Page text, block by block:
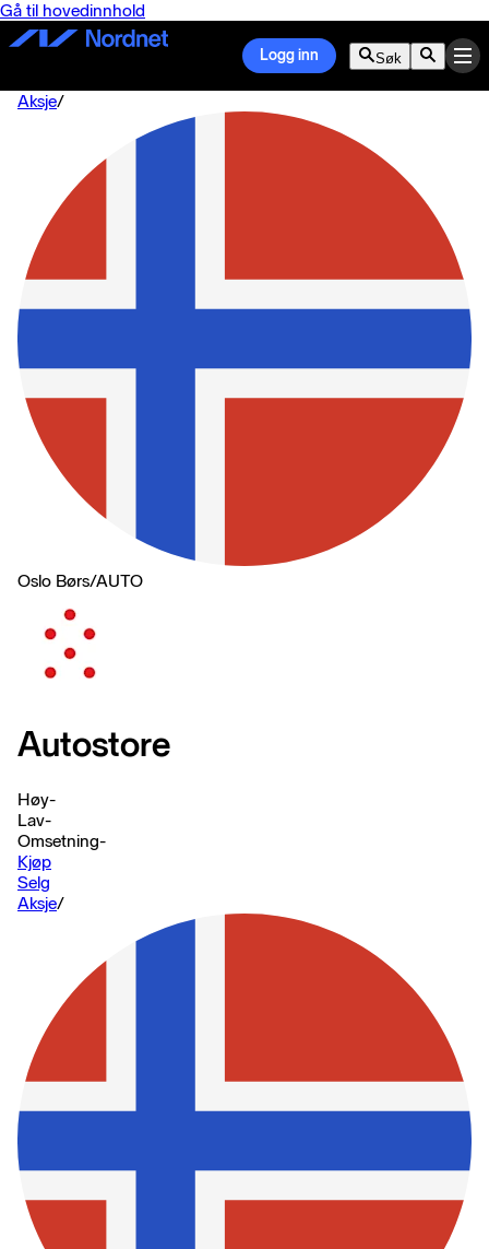
Gå til hovedinnhold
Logg inn Søk
Aksje/
Oslo Børs/AUTO
Autostore
Høy-
Lav-
Omsetning-
Kjøp
Selg
Aksje/